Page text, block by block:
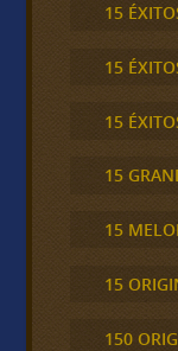
15
15
15
15
15
15
150